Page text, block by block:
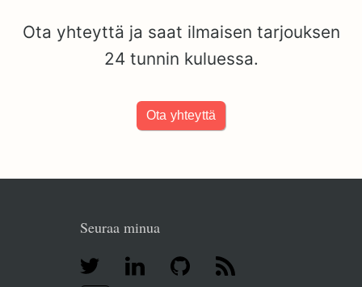
Ota yhteyttä ja saat ilmaisen tarjouksen
24 tunnin kuluessa.
Ota yhteyttä
Seuraa minua